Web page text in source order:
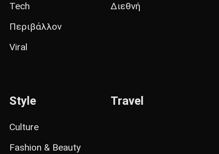
Tech
Περιβάλλον
Viral
Διεθνή
Style
Culture
Fashion & Beauty
Travel